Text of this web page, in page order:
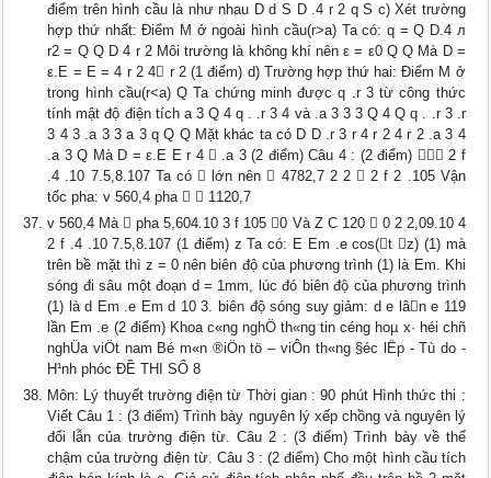
điểm trên hình cầu là như nhau D d S D .4 r 2 q S c) Xét trường
hợp thứ nhất: Điểm M ở ngoài hình cầu(r>a) Ta có: q = Q D.4 л
r2 = Q Q D 4 r 2 Môi trường là không khí nên ε = ε0 Q Q Mà D =
ε.E = E = 4 r 2 4 r 2 (1 điểm) d) Trường hợp thứ hai: Điểm M ở
trong hình cầu(r<a) Q Ta chứng minh được q .r 3 từ công thức
tính mật độ điện tích a 3 Q 4 q . .r 3 4 và .a 3 3 3 Q 4 Q q . .r 3 .r
3 4 3 .a 3 3 a 3 q Q Q Mặt khác ta có D D .r 3 r 4 r 2 4 r 2 .a 3 4
.a 3 Q Mà D = ε.E E r 4  .a 3 (2 điểm) Câu 4 : (2 điểm)  2 f
.4 .10 7.5,8.107 Ta có  lớn nên  4782,7 2 2  2 f 2 .105 Vận
tốc pha: v 560,4 pha   1120,7
v 560,4 Mà  pha 5,604.10 3 f 105 0 Và Z C 120  0 2 2,09.10 4
2 f .4 .10 7.5,8.107 (1 điểm) z Ta có: E Em .e cos(t z) (1) mà
trên bề mặt thì z = 0 nên biên độ của phương trình (1) là Em. Khi
sóng đi sâu một đoạn d = 1mm, lúc đó biên độ của phương trình
(1) là d Em .e Em d 10 3. biên độ sóng suy giảm: d e lân e 119
lần Em .e (2 điểm) Khoa c«ng nghÖ th«ng tin céng hoµ x· héi chñ
nghÜa viÖt nam Bé m«n ®iÖn tö – viÔn th«ng §éc lËp - Tù do -
H¹nh phóc ĐỀ THI SỐ 8
Môn: Lý thuyết trường điện từ Thời gian : 90 phút Hình thức thi :
Viết Câu 1 : (3 điểm) Trình bày nguyên lý xếp chồng và nguyên lý
đổi lẫn của trường điện từ. Câu 2 : (3 điểm) Trình bày về thế
chậm của trường điện từ. Câu 3 : (2 điểm) Cho một hình cầu tích